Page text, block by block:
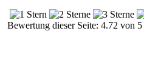
Bewertung dieser Seite: 4.72 von